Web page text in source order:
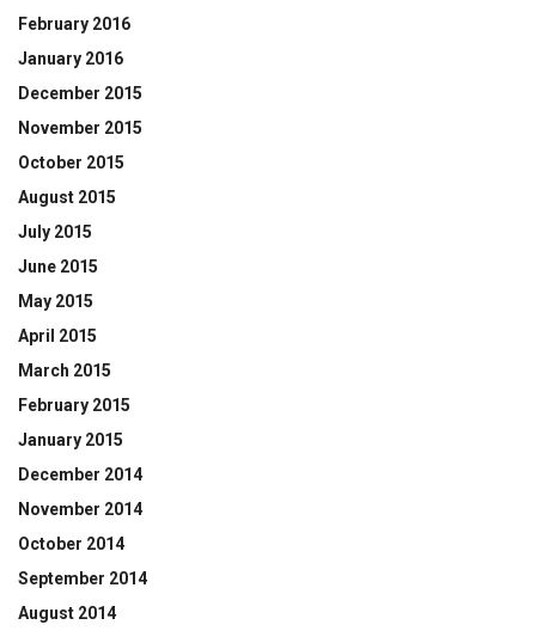
February 2016
January 2016
December 2015
November 2015
October 2015
August 2015
July 2015
June 2015
May 2015
April 2015
March 2015
February 2015
January 2015
December 2014
November 2014
October 2014
September 2014
August 2014